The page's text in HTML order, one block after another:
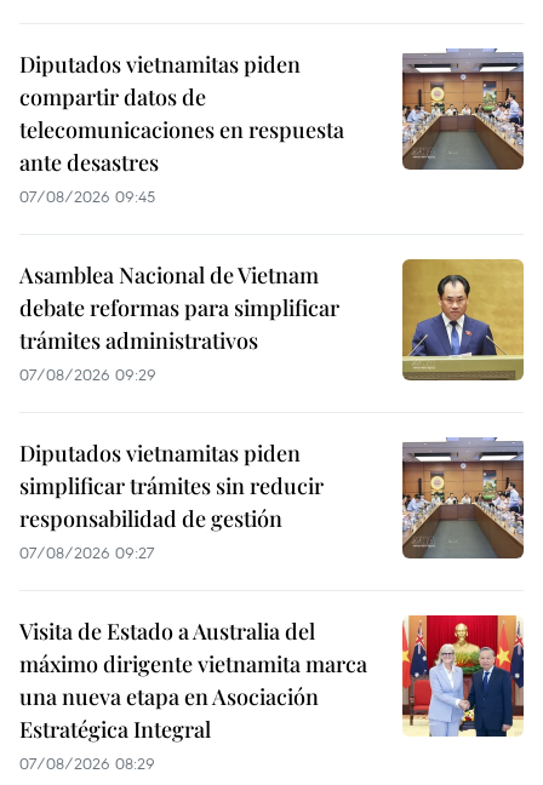
Diputados vietnamitas piden
compartir datos de
telecomunicaciones en respuesta
ante desastres
07/08/2026 09:45
Asamblea Nacional de Vietnam
debate reformas para simplificar
trámites administrativos
07/08/2026 09:29
Diputados vietnamitas piden
simplificar trámites sin reducir
responsabilidad de gestión
07/08/2026 09:27
Visita de Estado a Australia del
máximo dirigente vietnamita marca
una nueva etapa en Asociación
Estratégica Integral
07/08/2026 08:29